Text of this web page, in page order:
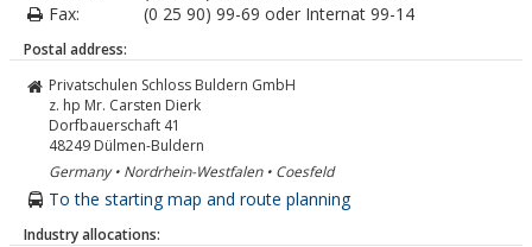
Fax:
(0 25 90) 99-69 oder Internat 99-14
Postal address:
Privatschulen Schloss Buldern GmbH
z. hp Mr. Carsten Dierk
Dorfbauerschaft 41
48249 Dülmen-Buldern
Germany • Nordrhein-Westfalen • Coesfeld
To the starting map and route planning
Industry allocations: